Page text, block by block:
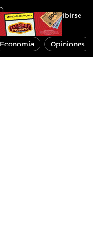
Inscribirse
Economía Opiniones